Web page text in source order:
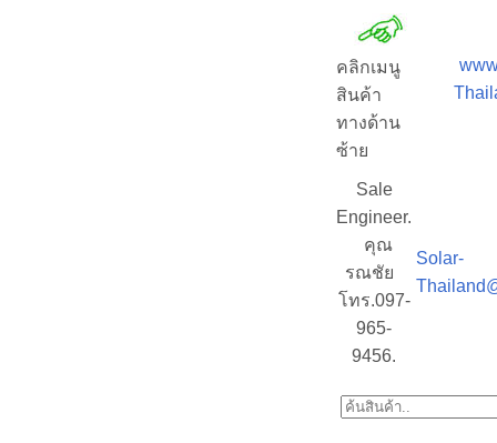
คลิกเมนู
สินค้า
ทางด้าน
ซ้าย
Sale
Engineer.
คุณ
รณชัย
โทร.097-
965-
9456.
Solar-